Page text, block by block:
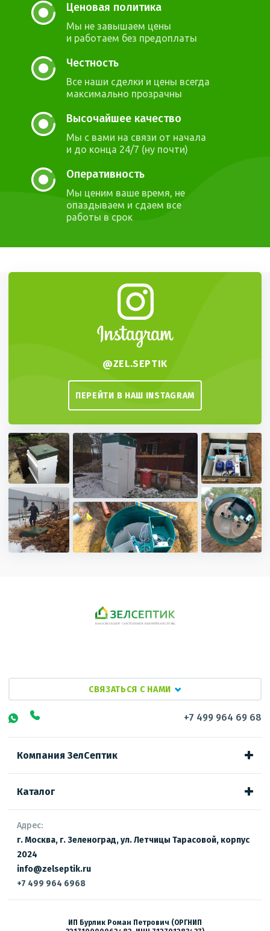
Ценовая политика
Мы не завышаем цены
и работаем без предоплаты
Честность
Все наши сделки и цены всегда
максимально прозрачны
Высочайшее качество
Мы с вами на связи от начала
и до конца 24/7 (ну почти)
Оперативность
Мы ценим ваше время, не
опаздываем и сдаем все
работы в срок
ПЕРЕЙТИ В НАШ INSTAGRAM
@ZEL.SEPTIK
СВЯЗАТЬСЯ С НАМИ
+7 499 964 69 68
Компания ЗелСептик
Каталог
Адрес:
г. Москва, г. Зеленоград, ул. Летчицы Тарасовой, корпус
2024
info@zelseptik.ru
+7 499 964 6968
ИП Бурлик Роман Петрович (ОРГНИП